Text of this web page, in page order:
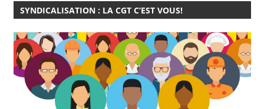
SYNDICALISATION : LA CGT C’EST VOUS!